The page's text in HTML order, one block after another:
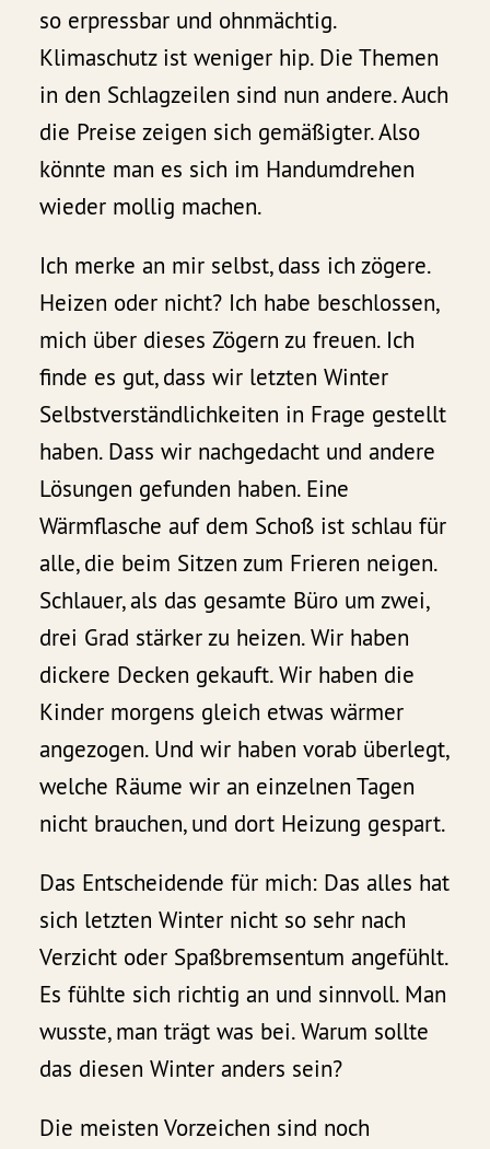
so erpressbar und ohnmächtig.
Klimaschutz ist weniger hip. Die Themen
in den Schlagzeilen sind nun andere. Auch
die Preise zeigen sich gemäßigter. Also
könnte man es sich im Handumdrehen
wieder mollig machen.
Ich merke an mir selbst, dass ich zögere.
Heizen oder nicht? Ich habe beschlossen,
mich über dieses Zögern zu freuen. Ich
finde es gut, dass wir letzten Winter
Selbstverständlichkeiten in Frage gestellt
haben. Dass wir nachgedacht und andere
Lösungen gefunden haben. Eine
Wärmflasche auf dem Schoß ist schlau für
alle, die beim Sitzen zum Frieren neigen.
Schlauer, als das gesamte Büro um zwei,
drei Grad stärker zu heizen. Wir haben
dickere Decken gekauft. Wir haben die
Kinder morgens gleich etwas wärmer
angezogen. Und wir haben vorab überlegt,
welche Räume wir an einzelnen Tagen
nicht brauchen, und dort Heizung gespart.
Das Entscheidende für mich: Das alles hat
sich letzten Winter nicht so sehr nach
Verzicht oder Spaßbremsentum angefühlt.
Es fühlte sich richtig an und sinnvoll. Man
wusste, man trägt was bei. Warum sollte
das diesen Winter anders sein?
Die meisten Vorzeichen sind noch